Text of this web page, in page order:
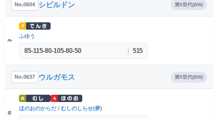
No.0604 シビルドン 第5世代(BW)
ふゆう
85-115-80-105-80-50 515
No.0637 ウルガモス 第5世代(BW)
ほのおのからだ / むしのしらせ(夢)